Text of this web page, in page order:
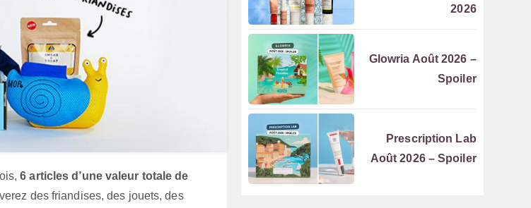
6 articles d’une valeur totale de
des friandises, des jouets, des
2026
Glowria Août 2026 –
Spoiler
Prescription Lab
Août 2026 – Spoiler